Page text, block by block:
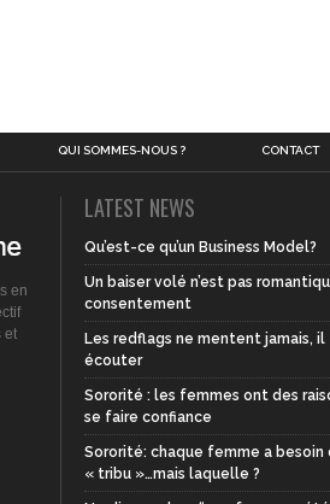
QUI SOMMES-NOUS ? CONTACT
en
et
LATEST NEWS
Qu’est-ce qu’un Business Model?
Un baiser volé n’est pas
consentement
Les redflags ne mentent jamais,
écouter
Sororité : les femmes ont des
se faire confiance
Sororité: chaque femme a besoin
« tribu »…mais laquelle ?